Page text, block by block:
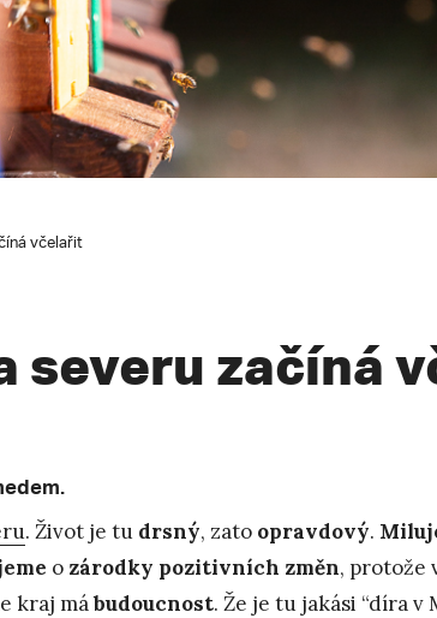
včelařit
severu začíná
. Život je tu drsný, zato opravdový.
o zárodky pozitivních změn, protože
kraj mábudoucnost. Že je tu jakási “díra